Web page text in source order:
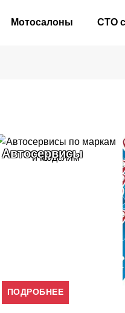
Мотосалоны СТО
Автосервисы
ПОДРОБНЕЕ